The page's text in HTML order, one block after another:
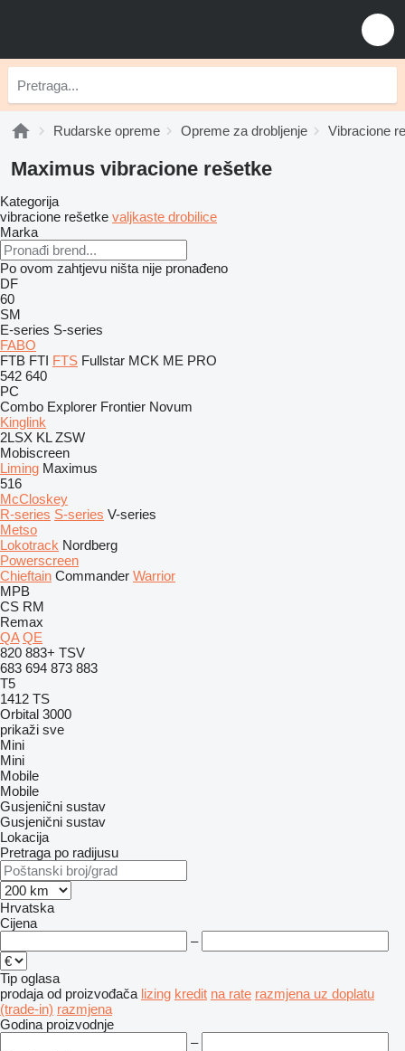
Rudarske opreme Opreme za drobljenje Vibracione
Maximus vibracione rešetke
Kategorija
vibracione rešetke valjkaste drobilice
Marka
Po ovom zahtjevu ništa nije pronađeno
DF
60
SM
E-series S-series
FABO
FTB FTI FTS Fullstar MCK ME PRO
542 640
PC
Combo Explorer Frontier Novum
Kinglink
2LSX KL ZSW
Mobiscreen
Liming Maximus
516
McCloskey
R-series S-series V-series
Metso
Lokotrack Nordberg
Powerscreen
Chieftain Commander Warrior
MPB
CS RM
Remax
QA QE
820 883+ TSV
683 694 873 883
T5
1412 TS
Orbital 3000
prikaži sve
Mini
Mini
Mobile
Mobile
Gusjenični sustav
Gusjenični sustav
Lokacija
Pretraga po radijusu
Hrvatska
Cijena
–
Tip oglasa
prodaja od proizvođača lizing kredit na rate razmjena uz doplatu
(trade-in) razmjena
Godina proizvodnje
–